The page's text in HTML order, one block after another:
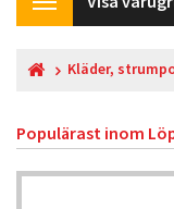
Toggle
navigation
Kläder,
Populärast inom